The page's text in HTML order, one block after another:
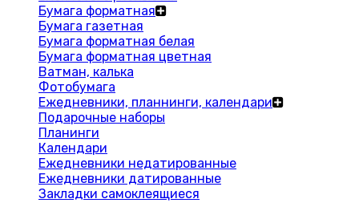
Бумага форматная
Бумага газетная
Бумага форматная белая
Бумага форматная цветная
Ватман, калька
Фотобумага
Ежедневники, планнинги, календари
Подарочные наборы
Планинги
Календари
Ежедневники недатированные
Ежедневники датированные
Закладки самоклеящиеся